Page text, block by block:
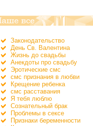
Законодательство
День Св. Валентина
Жизнь до свадьбы
Анекдоты про свадьбу
Эротические смс
смс признания в любви
Крещение ребенка
смс расставания
Я тебя люблю
Сознательный брак
Проблемы в сексе
Признаки беременности